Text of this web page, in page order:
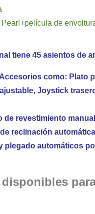
de
tiene 45 asientos de
Accesorios como: Plato
Joystick
de revestimiento
reclinación
automáticos